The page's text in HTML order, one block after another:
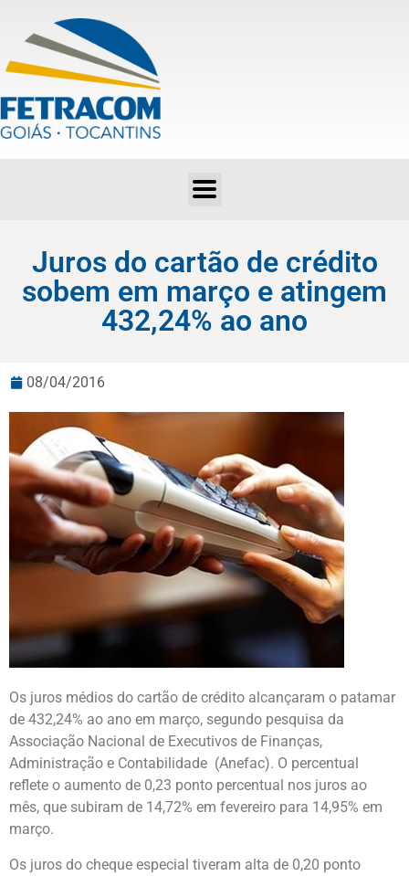
Juros do cartão de crédito
sobem em março e atingem
432,24% ao ano
08/04/2016
Os juros médios do cartão de crédito alcançaram o patamar
de 432,24% ao ano em março, segundo pesquisa da
Associação Nacional de Executivos de Finanças,
Administração e Contabilidade (Anefac). O percentual
reflete o aumento de 0,23 ponto percentual nos juros ao
mês, que subiram de 14,72% em fevereiro para 14,95% em
março.
Os juros do cheque especial tiveram alta de 0,20 ponto